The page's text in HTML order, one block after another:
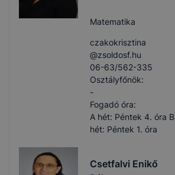
Matematika
czakokrisztina​
@zsoldosf.hu
06-63/562-335
Osztályfőnök:
-
Fogadó óra:
A hét: Péntek 4. óra B
hét: Péntek 1. óra
Csetfalvi Enikő